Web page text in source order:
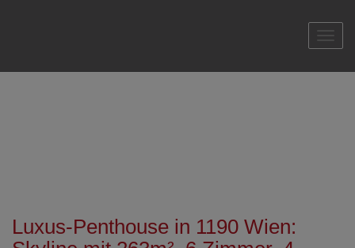
Luxus-Penthouse in 1190 Wien: